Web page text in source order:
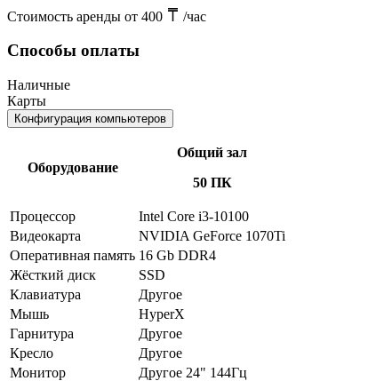
Стоимость аренды от 400 /час
Способы оплаты
Наличные
Карты
Конфигурация компьютеров
Оборудование
Общий зал
50 ПК
Процессор
Intel Core i3-10100
Видеокарта
NVIDIA GeForce 1070Ti
Оперативная память 16 Gb DDR4
Жёсткий диск
SSD
Клавиатура
Другое
Мышь
HyperX
Гарнитура
Другое
Кресло
Другое
Монитор
Другое 24" 144Гц